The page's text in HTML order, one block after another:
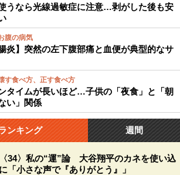
うなら光線過敏症に注意…剥がした後も安
腹の病気
炎】突然の左下腹部痛と血便が典型的なサ
す食べ方、正す食べ方
タイムが長いほど…子供の「夜食」と「朝
い」関係
ンキング 週間
34〉私の“運”論 大谷翔平のカネを使い込
「小さな声で『ありがとう』」